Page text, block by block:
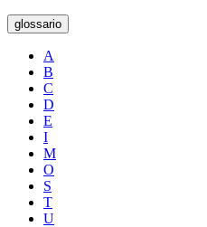
glossario
A
B
C
D
E
I
M
O
S
T
U